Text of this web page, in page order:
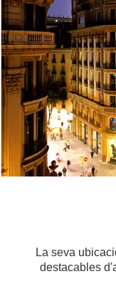
La seva
destacables